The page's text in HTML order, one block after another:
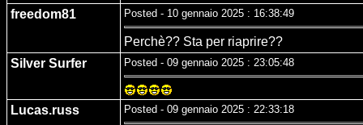
freedom81
Posted - 10 gennaio 2025 : 16:38:49
Perchè?? Sta per riaprire??
Silver Surfer
Posted - 09 gennaio 2025 : 23:05:48
Lucas.russ Posted - 09 gennaio 2025 : 22:33:18